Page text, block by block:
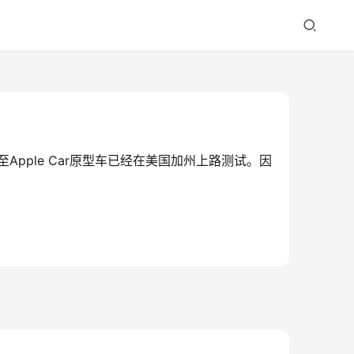
Apple Car原型车已经在美国加州上路测试。因